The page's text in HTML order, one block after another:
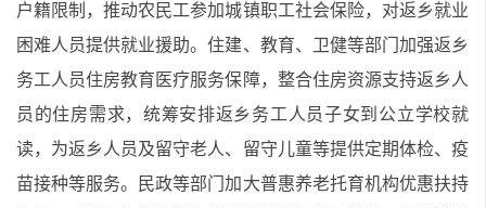
户籍限制，推动农民工参加城镇职工社会保险，对返乡就业
困难人员提供就业援助。住建、教育、卫健等部门加强返乡
务工人员住房教育医疗服务保障，整合住房资源支持返乡人
员的住房需求，统筹安排返乡务工人员子女到公立学校就
读，为返乡人员及留守老人、留守儿童等提供定期体检、疫
苗接种等服务。民政等部门加大普惠养老托育机构优惠扶持